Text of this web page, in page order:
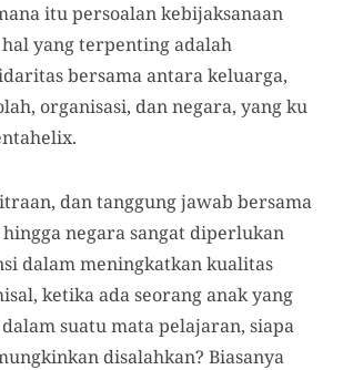
itu persoalan kebijaksanaan
yang terpenting adalah
bersama antara keluarga,
organisasi, dan negara, yang ku
dan tanggung jawab bersama
negara sangat diperlukan
dalam meningkatkan kualitas
ketika ada seorang anak yang
suatu mata pelajaran, siapa
disalahkan? Biasanya